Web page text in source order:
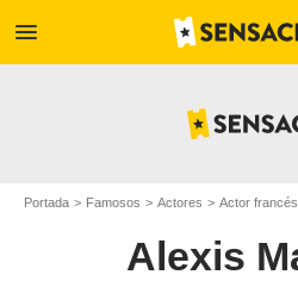
menu
Portada Famosos Actores Actor francés
Alexis